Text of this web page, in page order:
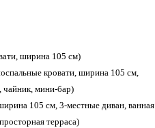
ширина 105 см)
кровати, ширина 105 см,
чайник, мини-бар)
105 см, 3-местные диван, ванная
терраса)